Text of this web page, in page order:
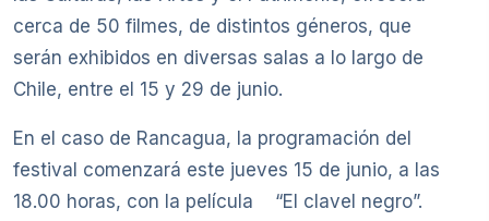
cerca de 50 filmes, de distintos géneros, que
serán exhibidos en diversas salas a lo largo de
Chile, entre el 15 y 29 de junio.
En el caso de Rancagua, la programación del
festival comenzará este jueves 15 de junio, a las
18.00 horas, con la película “El clavel negro”.